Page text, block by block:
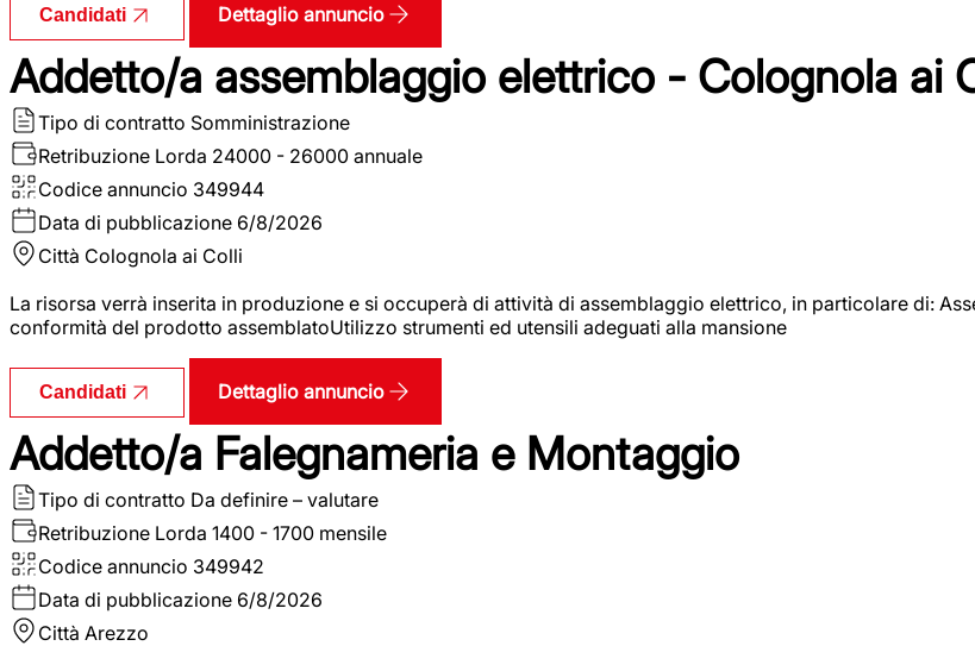
Candidati Dettaglio annuncio
Addetto/a assemblaggio elettrico - Colognola ai
Tipo di contratto Somministrazione
Retribuzione Lorda 24000 - 26000 annuale
Codice annuncio 349944
Data di pubblicazione 6/8/2026
Città Colognola ai Colli
La risorsa verrà inserita in produzione e si occuperà di attività di assemblaggio elettrico, in particolare di:
conformità del prodotto assemblatoUtilizzo strumenti ed utensili adeguati alla mansione
Candidati Dettaglio annuncio
Addetto/a Falegnameria e Montaggio
Tipo di contratto Da definire – valutare
Retribuzione Lorda 1400 - 1700 mensile
Codice annuncio 349942
Data di pubblicazione 6/8/2026
Città Arezzo